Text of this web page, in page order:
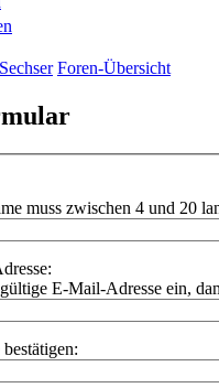
Foren-Übersicht
muss zwischen 4 und 20
E-Mail-Adresse ein,